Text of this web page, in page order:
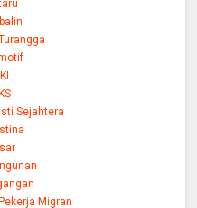
Sejahtera
Migran